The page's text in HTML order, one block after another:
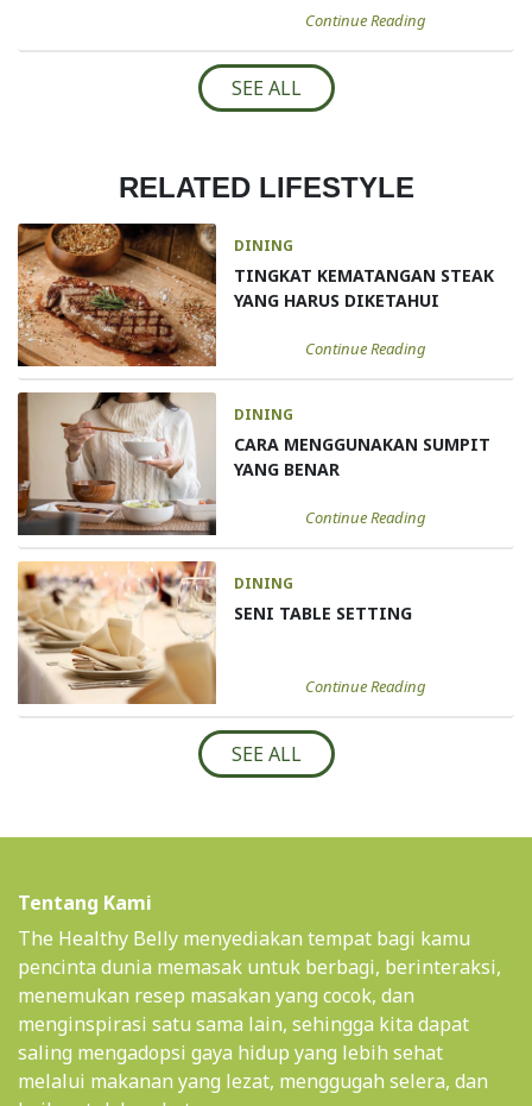
Continue Reading
SEE ALL
RELATED LIFESTYLE
DINING
TINGKAT KEMATANGAN STEAK
YANG HARUS DIKETAHUI
Continue Reading
DINING
CARA MENGGUNAKAN SUMPIT
YANG BENAR
Continue Reading
DINING
SENI TABLE SETTING
Continue Reading
SEE ALL
Tentang Kami
The Healthy Belly menyediakan tempat bagi kamu
pencinta dunia memasak untuk berbagi, berinteraksi,
menemukan resep masakan yang cocok, dan
menginspirasi satu sama lain, sehingga kita dapat
saling mengadopsi gaya hidup yang lebih sehat
melalui makanan yang lezat, menggugah selera, dan